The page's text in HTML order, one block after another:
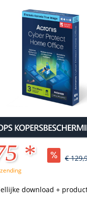
* €
download +